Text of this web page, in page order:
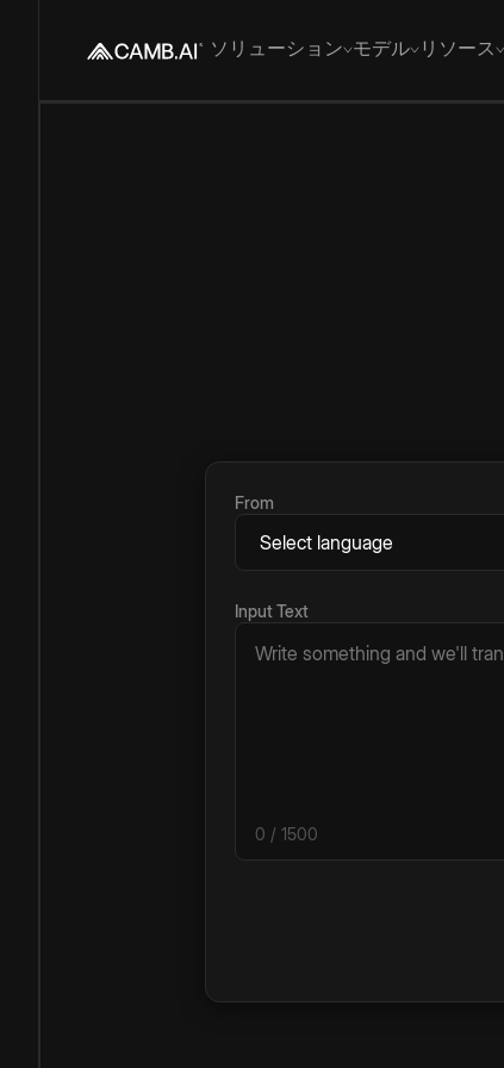
ソリューション モデル リソース
From
Input Text
0 / 1500